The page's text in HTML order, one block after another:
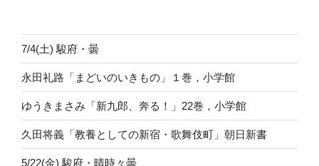
ン
7/4(土) 駿府・曇
永田礼路「まどいのいきもの」１巻，小学館
ゆうきまさみ「新九郎、奔る！」22巻，小学館
久田将義「教養としての新宿・歌舞伎町」朝日新書
5/22(金) 駿府・晴時々曇